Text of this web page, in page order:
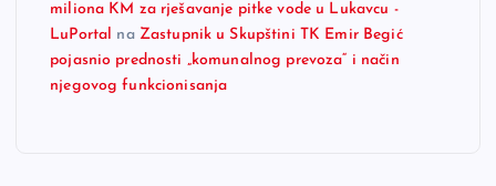
miliona KM za rješavanje pitke vode u Lukavcu -
LuPortal na Zastupnik u Skupštini TK Emir Begić
pojasnio prednosti „komunalnog prevoza“ i način
njegovog funkcionisanja